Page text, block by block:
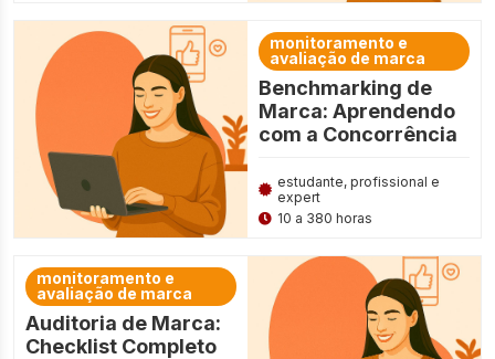
monitoramento e
avaliação de marca
Benchmarking de
Marca: Aprendendo
com a Concorrência
estudante, profissional e
expert
10 a 380 horas
monitoramento e
avaliação de marca
Auditoria de Marca:
Checklist Completo